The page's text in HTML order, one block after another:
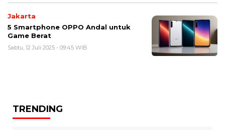
Jakarta
5 Smartphone OPPO Andal untuk
Game Berat
Sabtu, 12 Juli 2025 - 09:45 WIB
TRENDING